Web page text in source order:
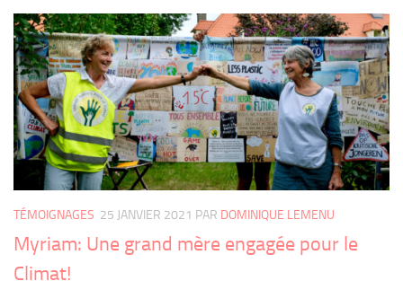
TÉMOIGNAGES 25 JANVIER 2021 PAR DOMINIQUE LEMENU
Myriam: Une grand mère engagée pour le
Climat!